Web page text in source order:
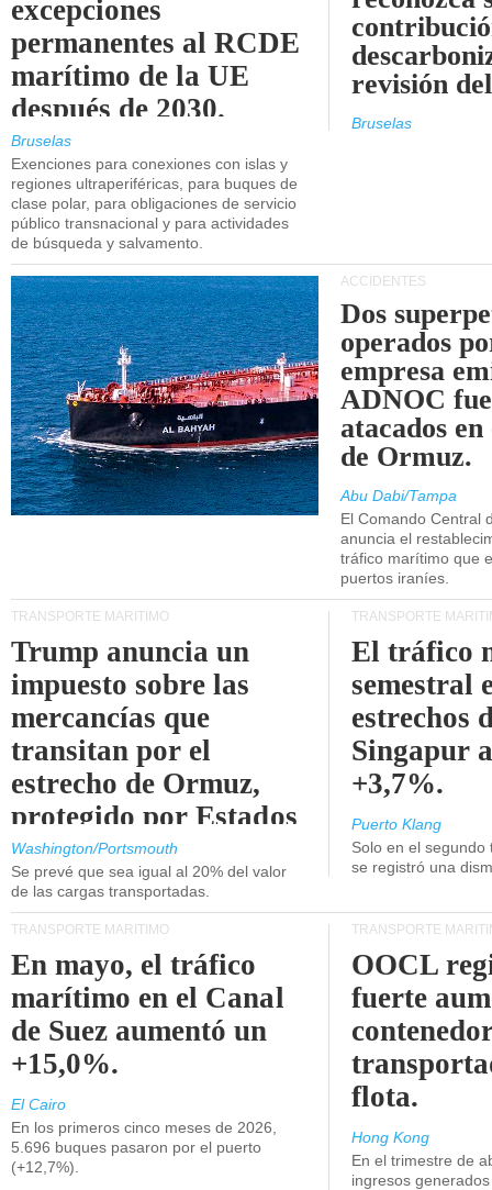
excepciones
permanentes al RCDE
marítimo de la UE
después de 2030.
Bruselas
Exenciones para conexiones con islas y
regiones ultraperiféricas, para buques de
clase polar, para obligaciones de servicio
público transnacional y para actividades
de búsqueda y salvamento.
revisión
Bruselas
ACCIDENTES
Dos
operados
empresa
ADNOC
atacados
de Ormuz.
Abu Dabi/Tampa
El Comando Central
anuncia el
tráfico marítimo que
puertos iraníes.
TRANSPORTE MARÍTIMO
Trump anuncia un
impuesto sobre las
mercancías que
transitan por el
estrecho de Ormuz,
protegido por Estados
Unidos.
Washington/Portsmouth
Se prevé que sea igual al 20% del valor
de las cargas transportadas.
TRANSPORTE
El tráfico
semestral
estrechos
Singapur
+3,7%.
Puerto Klang
Solo en el
se registró una
TRANSPORTE MARÍTIMO
En mayo, el tráfico
marítimo en el Canal
de Suez aumentó un
+15,0%.
El Cairo
En los primeros cinco meses de 2026,
5.696 buques pasaron por el puerto
(+12,7%).
TRANSPORTE
OOCL
fuerte
flota.
Hong Kong
En el trimestre de
ingresos